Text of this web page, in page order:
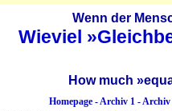
Wenn der
Wieviel
How much
Homepage-Archiv 1-Archiv